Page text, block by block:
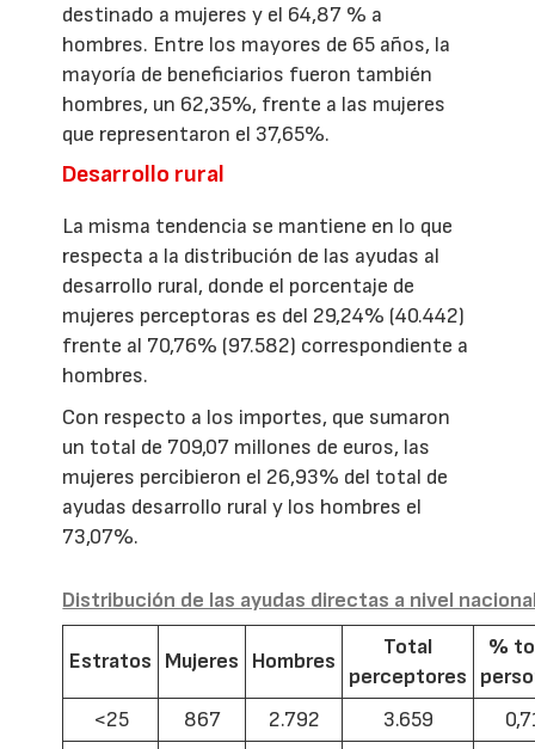
destinado a mujeres y el 64,87 % a
hombres. Entre los mayores de 65 años, la
mayoría de beneficiarios fueron también
hombres, un 62,35%, frente a las mujeres
que representaron el 37,65%.
Desarrollo rural
La misma tendencia se mantiene en lo que
respecta a la distribución de las ayudas al
desarrollo rural, donde el porcentaje de
mujeres perceptoras es del 29,24% (40.442)
frente al 70,76% (97.582) correspondiente a
hombres.
Con respecto a los importes, que sumaron
un total de 709,07 millones de euros, las
mujeres percibieron el 26,93% del total de
ayudas desarrollo rural y los hombres el
73,07%.
Distribución de las ayudas directas a nivel
Estratos Mujeres Hombres
Total
perceptores
%
<25
867 2.792 3.659